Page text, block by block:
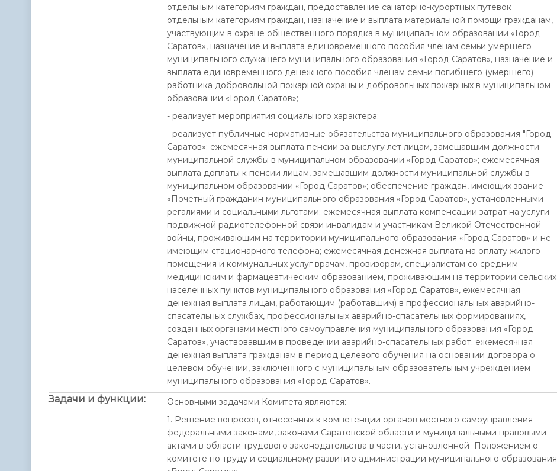
отдельным категориям граждан, предоставление санаторно-курортных путевок
отдельным категориям граждан, назначение и выплата материальной помощи гражданам,
участвующим в охране общественного порядка в муниципальном образовании «Город
Саратов», назначение и выплата единовременного пособия членам семьи умершего
муниципального служащего муниципального образования «Город Саратов», назначение и
выплата единовременного денежного пособия членам семьи погибшего (умершего)
работника добровольной пожарной охраны и добровольных пожарных в муниципальном
образовании «Город Саратов»;
- реализует мероприятия социального характера;
- реализует публичные нормативные обязательства муниципального образования "Город
Саратов»: ежемесячная выплата пенсии за выслугу лет лицам, замещавшим должности
муниципальной службы в муниципальном образовании «Город Саратов»; ежемесячная
выплата доплаты к пенсии лицам, замещавшим должности муниципальной службы в
муниципальном образовании «Город Саратов»; обеспечение граждан, имеющих звание
«Почетный гражданин муниципального образования «Город Саратов», установленными
регалиями и социальными льготами; ежемесячная выплата компенсации затрат на услуги
подвижной радиотелефонной связи инвалидам и участникам Великой Отечественной
войны, проживающим на территории муниципального образования «Город Саратов» и не
имеющим стационарного телефона; ежемесячная денежная выплата на оплату жилого
помещения и коммунальных услуг врачам, провизорам, специалистам со средним
медицинским и фармацевтическим образованием, проживающим на территории сельских
населенных пунктов муниципального образования «Город Саратов», ежемесячная
денежная выплата лицам, работающим (работавшим) в профессиональных аварийно-
спасательных службах, профессиональных аварийно-спасательных формированиях,
созданных органами местного самоуправления муниципального образования «Город
Саратов», участвовавшим в проведении аварийно-спасательных работ; ежемесячная
денежная выплата гражданам в период целевого обучения на основании договора о
целевом обучении, заключенного с муниципальным образовательным учреждением
муниципального образования «Город Саратов».
Задачи и функции:
Основными задачами Комитета являются:
1. Решение вопросов, отнесенных к компетенции органов местного самоуправления
федеральными законами, законами Саратовской области и муниципальными правовыми
актами в области трудового законодательства в части, установленной Положением о
комитете по труду и социальному развитию администрации муниципального образования